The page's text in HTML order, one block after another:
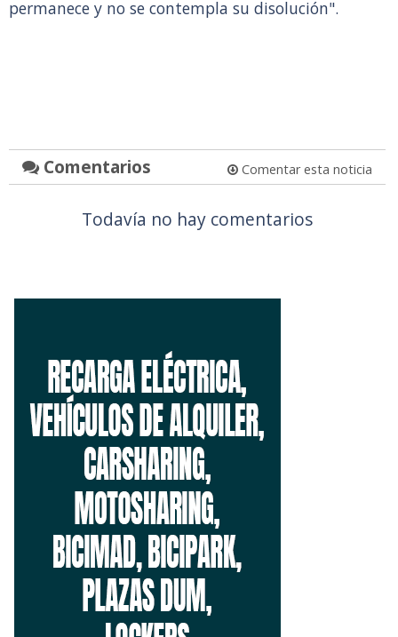
permanece y no se contempla su disolución".
Comentarios Comentar esta noticia
Todavía no hay comentarios